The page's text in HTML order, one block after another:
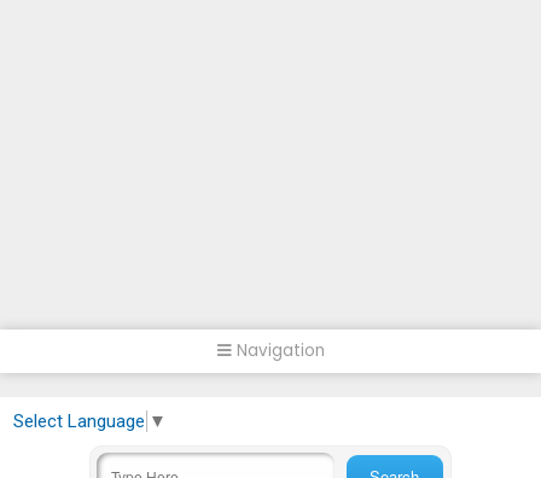
Navigation
Select Language ▼